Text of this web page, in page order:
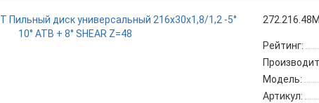
Рейтинг:
Модель:
Артикул: